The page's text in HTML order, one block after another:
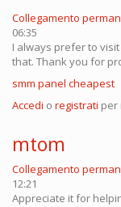
Collegamento
06:35
I always prefer to
that. Thank you for
smm panel cheapest
Accedi o registrati per
mtom
Collegamento
12:21
Appreciate it for